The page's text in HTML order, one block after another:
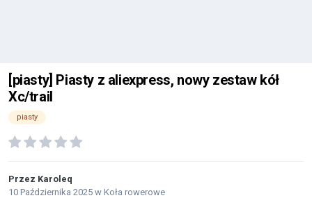
[piasty] Piasty z aliexpress, nowy zestaw kół
Xc/trail
piasty
Przez Karoleq
10 Października 2025 w Koła rowerowe